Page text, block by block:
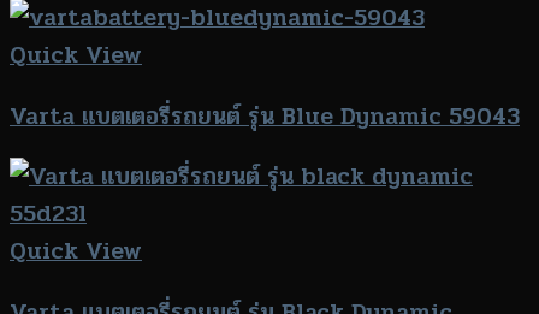
Quick View
Varta แบตเตอรี่รถยนต์ รุ่น Blue Dynamic 59043
Quick View